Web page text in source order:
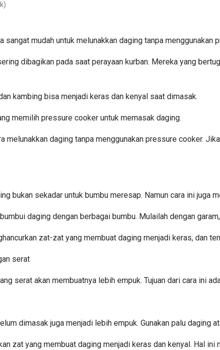
sangat mudah untuk melunakkan daging tanpa menggunakan
dibagikan pada saat perayaan kurban. Mereka yang
kambing bisa menjadi keras dan kenyal saat dimasak.
memilih pressure cooker untuk memasak daging.
melunakkan daging tanpa menggunakan pressure cooker.
bukan sekadar untuk bumbu meresap. Namun cara ini juga
daging dengan berbagai bumbu. Mulailah dengan
zat-zat yang membuat daging menjadi keras, dan
serat
serat akan membuatnya lebih empuk. Tujuan dari cara ini
dimasak juga menjadi lebih empuk. Gunakan palu daging
zat yang membuat daging menjadi keras dan kenyal. Hal